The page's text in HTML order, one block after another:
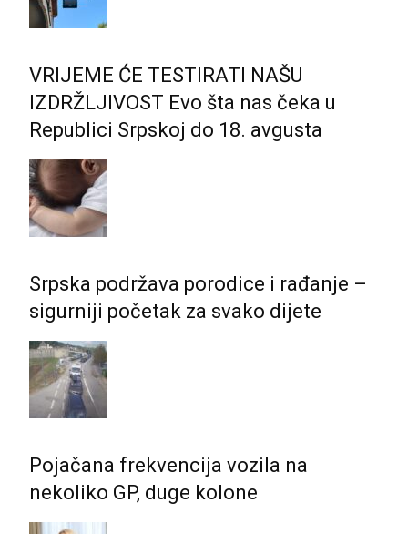
VRIJEME ĆE TESTIRATI NAŠU
IZDRŽLJIVOST Evo šta nas čeka u
Republici Srpskoj do 18. avgusta
Srpska podržava porodice i rađanje –
sigurniji početak za svako dijete
Pojačana frekvencija vozila na
nekoliko GP, duge kolone